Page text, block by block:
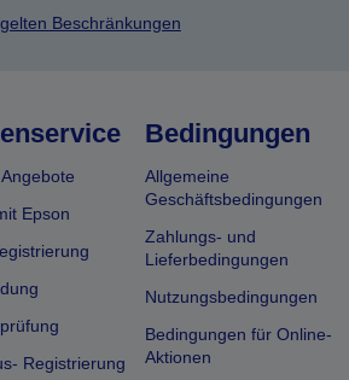
Beschränkungen
Epson
Registrierung
Bedingungen
Allgemeine
Geschäftsbedingungen
Zahlungs- und
Lieferbedingungen
Nutzungsbedingungen
Bedingungen für Online-
Aktionen